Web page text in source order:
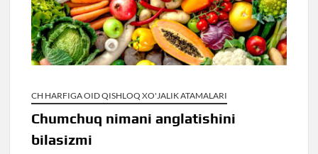
CH HARFIGA OID QISHLOQ XO'JALIK ATAMALARI
Chumchuq nimani anglatishini
bilasizmi